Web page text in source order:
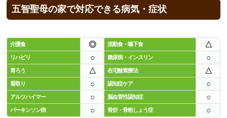
五智聖母の家で対応できる病気・症状
介護食 ◎ 流動食・嚥下食 △
リハビリ ○ 糖尿病・インスリン ○
胃ろう △ 在宅酸素療法 △
看取り ○ 認知症ケア ○
アルツハイマー ○ 脳血管性認知症 ○
パーキンソン病 ○ 骨折・骨粗しょう症 ○